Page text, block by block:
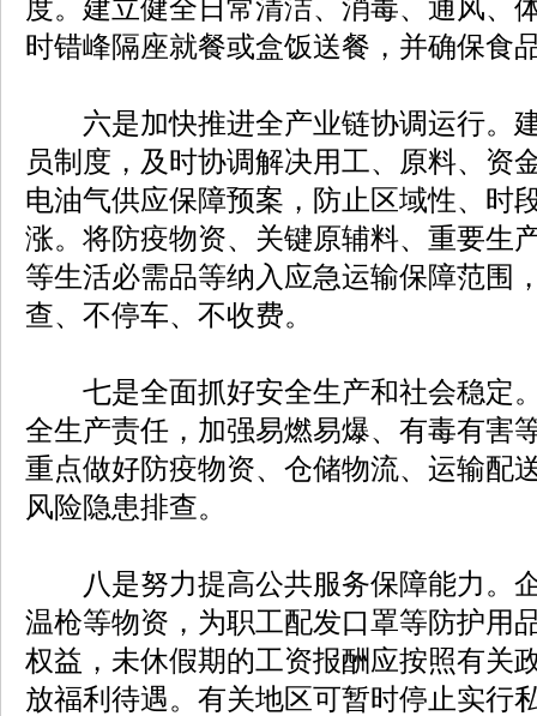
度。建立健全日常清洁、消毒、通风、
时错峰隔座就餐或盒饭送餐，并确保食
六是加快推进全产业链协调运行。
员制度，及时协调解决用工、原料、资
电油气供应保障预案，防止区域性、时
涨。将防疫物资、关键原辅料、重要生
等生活必需品等纳入应急运输保障范围
查、不停车、不收费。
七是全面抓好安全生产和社会稳定
全生产责任，加强易燃易爆、有毒有害
重点做好防疫物资、仓储物流、运输配
风险隐患排查。
八是努力提高公共服务保障能力。
温枪等物资，为职工配发口罩等防护用
权益，未休假期的工资报酬应按照有关
放福利待遇。有关地区可暂时停止实行